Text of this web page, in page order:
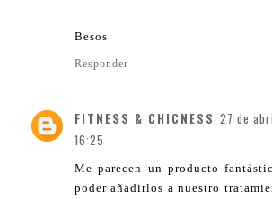
Besos
Responder
FITNESS & CHICNESS 27 de
16:25
Me parecen un producto
poder añadirlos a nuestro